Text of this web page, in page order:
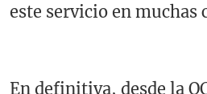
este servicio en muchas
En definitiva, desde la